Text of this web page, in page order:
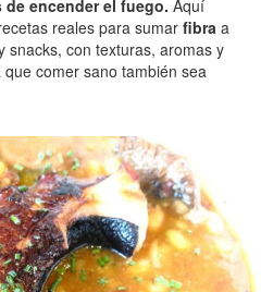
de encender el fuego. Aquí
reales para sumar fibra a
snacks, con texturas, aromas y
comer sano también sea